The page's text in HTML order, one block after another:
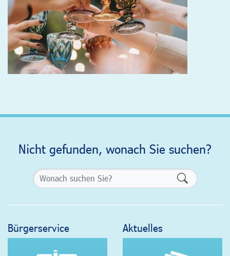
Nicht gefunden, wonach Sie suchen?
Bürgerservice Aktuelles